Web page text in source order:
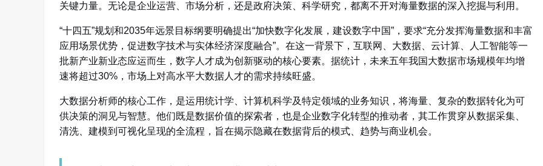
关键力量。无论是企业运营、市场分析，还是政府决策、科学研究，都离不开对海量数据的深入挖掘与利用。
“十四五”规划和2035年远景目标纲要明确提出“加快数字化发展，建设数字中国”，要求“充分发挥海量数据和丰富
应用场景优势，促进数字技术与实体经济深度融合”。 在这一背景下，互联网、大数据、云计算、人工智能等一
批新产业新业态应运而生，数字人才成为创新驱动的核心要素。据统计，未来五年我国大数据市场规模年均增
速将超过30%，市场上对高水平大数据人才的需求持续旺盛。
大数据分析师的核心工作，是运用统计学、计算机科学及特定领域的业务知识，将海量、复杂的数据转化为可
供决策的洞见与智慧。他们既是数据价值的探索者，也是企业数字化转型的推动者，其工作贯穿从数据采集、
清洗、建模到可视化呈现的全流程，旨在揭示隐藏在数据背后的模式、趋势与商业机会。